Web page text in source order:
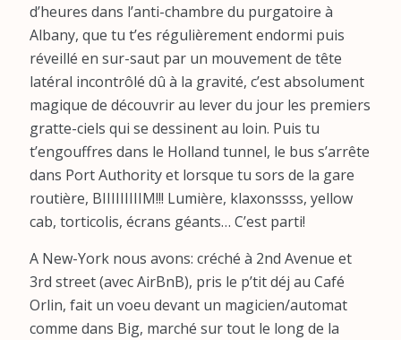
d’heures dans l’anti-chambre du purgatoire à
Albany, que tu t’es régulièrement endormi puis
réveillé en sur-saut par un mouvement de tête
latéral incontrôlé dû à la gravité, c’est absolument
magique de découvrir au lever du jour les premiers
gratte-ciels qui se dessinent au loin. Puis tu
t’engouffres dans le Holland tunnel, le bus s’arrête
dans Port Authority et lorsque tu sors de la gare
routière, BIIIIIIIIIM!!! Lumière, klaxonssss, yellow
cab, torticolis, écrans géants… C’est parti!
A New-York nous avons: créché à 2nd Avenue et
3rd street (avec AirBnB), pris le p’tit déj au Café
Orlin, fait un voeu devant un magicien/automat
comme dans Big, marché sur tout le long de la